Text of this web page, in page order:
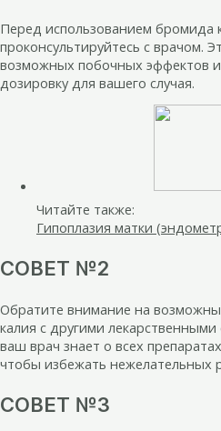
Перед использованием бромида
проконсультируйтесь с врачом.
возможных побочных эффектов
дозировку для вашего случая.
Читайте также:
Гипоплазия матки
СОВЕТ №2
Обратите внимание на
калия с другими
ваш врач знает о всех
чтобы избежать нежелательных
СОВЕТ №3